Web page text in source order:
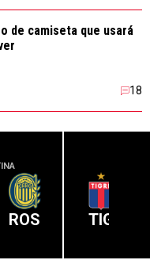
de camiseta que usará
18
ROS TIG